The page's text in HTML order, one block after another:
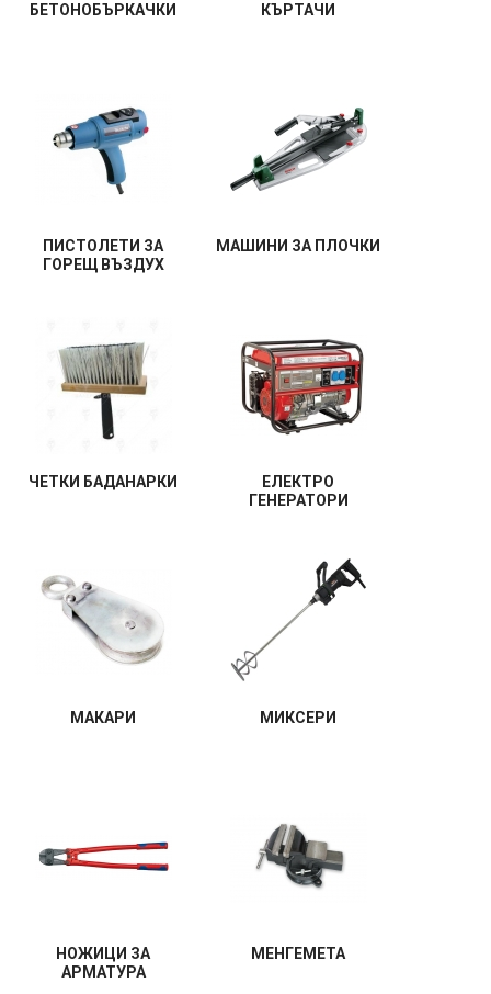
БЕТОНОБЪРКАЧКИ КЪРТАЧИ
ПИСТОЛЕТИ ЗА
ГОРЕЩ ВЪЗДУХ
МАШИНИ ЗА ПЛОЧКИ
ЧЕТКИ БАДАНАРКИ
ЕЛЕКТРО
ГЕНЕРАТОРИ
МАКАРИ МИКСЕРИ
НОЖИЦИ ЗА
АРМАТУРА
МЕНГЕМЕТА